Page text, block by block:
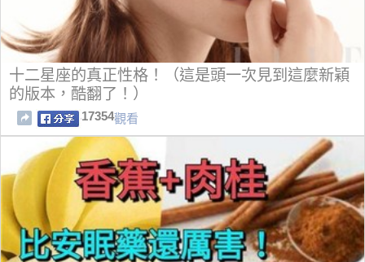
十二星座的真正性格！（這是頭一次見到這麼新穎
的版本，酷翻了！）
17354觀看